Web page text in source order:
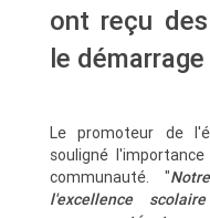
ont reçu
le
Le promoteur de
souligné
communauté. "
l'excellence